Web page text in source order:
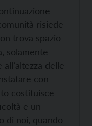
risiede
trova spazio
solamente
delle
con
costituisce
e un
di noi, quando